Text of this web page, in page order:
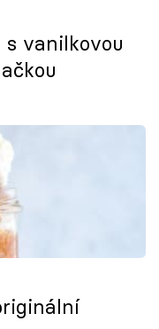
s vanilkovou